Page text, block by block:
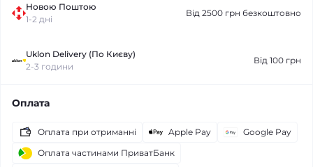
Новою Поштою
1-2 дні
Від 2500 грн безкоштовно
Uklon Delivery (По Києву)
2-3 години
Від 100 грн
Оплата
Оплата при отриманні Apple Pay
Google Pay
Оплата частинами ПриватБанк